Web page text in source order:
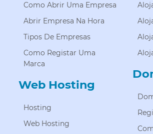
Como Abrir Uma Empresa
Abrir Empresa Na Hora
Tipos De Empresas
Como Registar Uma
Marca
Web Hosting
Hosting
Web Hosting